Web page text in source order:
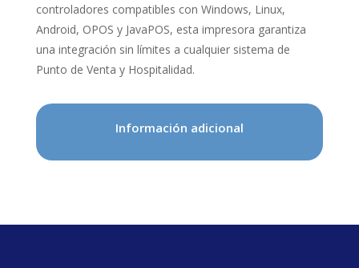
controladores compatibles con Windows, Linux,
Android, OPOS y JavaPOS, esta impresora garantiza
una integración sin límites a cualquier sistema de
Punto de Venta y Hospitalidad.
Información adicional